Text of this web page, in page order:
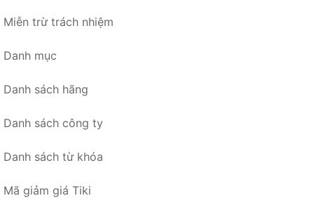
Miễn trừ trách nhiệm
Danh mục
Danh sách hãng
Danh sách công ty
Danh sách từ khóa
Mã giảm giá Tiki